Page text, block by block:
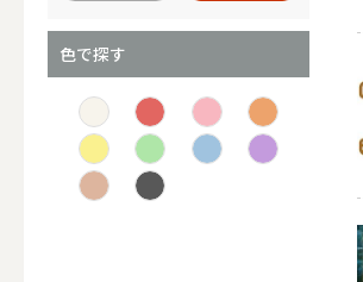
色で探す